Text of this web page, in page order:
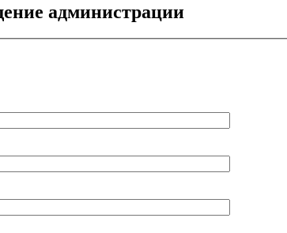
администрации